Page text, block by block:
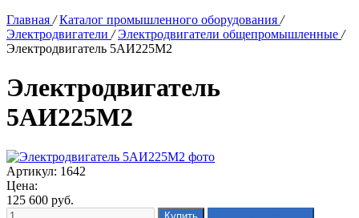
Главная / Каталог промышленного оборудования /
Электродвигатели / Электродвигатели общепромышленные /
Электродвигатель 5АИ225М2
Электродвигатель
5АИ225М2
Артикул: 1642
Цена:
125 600 руб.